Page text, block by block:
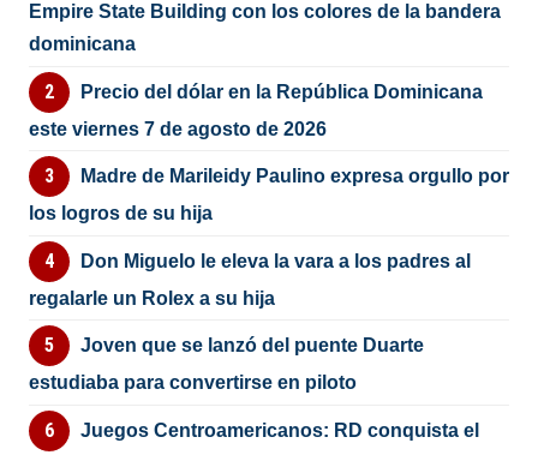
Empire State Building con los colores de la bandera
dominicana
Precio del dólar en la República Dominicana
este viernes 7 de agosto de 2026
Madre de Marileidy Paulino expresa orgullo por
los logros de su hija
Don Miguelo le eleva la vara a los padres al
regalarle un Rolex a su hija
Joven que se lanzó del puente Duarte
estudiaba para convertirse en piloto
Juegos Centroamericanos: RD conquista el